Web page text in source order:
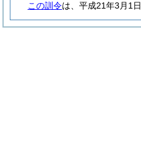
この訓令は、平成21年3月1